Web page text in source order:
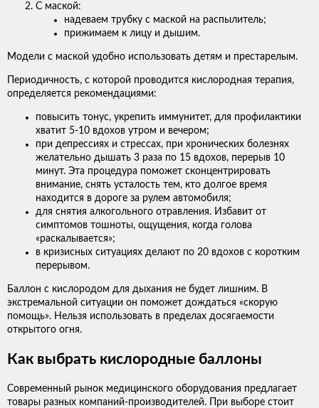
С маской:
надеваем трубку с маской на распылитель;
прижимаем к лицу и дышим.
Модели с маской удобно использовать детям и престарелым.
Периодичность, с которой проводится кислородная терапия,
определяется рекомендациями:
повысить тонус, укрепить иммунитет, для профилактики
хватит 5-10 вдохов утром и вечером;
при депрессиях и стрессах, при хронических болезнях
желательно дышать 3 раза по 15 вдохов, перерыв 10
минут. Эта процедура поможет сконцентрировать
внимание, снять усталость тем, кто долгое время
находится в дороге за рулем автомобиля;
для снятия алкогольного отравления. Избавит от
симптомов тошноты, ощущения, когда голова
«раскалывается»;
в кризисных ситуациях делают по 20 вдохов с коротким
перерывом.
Баллон с кислородом для дыхания не будет лишним. В
экстремальной ситуации он поможет дождаться «скорую
помощь». Нельзя использовать в пределах досягаемости
открытого огня.
Как выбрать кислородные баллоны
Современный рынок медицинского оборудования предлагает
товары разных компаний-производителей. При выборе стоит